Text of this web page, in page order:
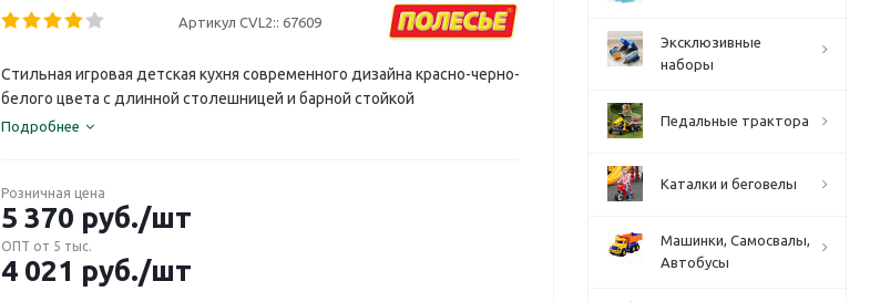
Артикул CVL2:: 67609
Стильная игровая детская кухня современного дизайна красно-черно-
белого цвета с длинной столешницей и барной стойкой
Подробнее
Розничная цена
5 370 руб./шт
ОПТ от 5 тыс.
4 021 руб./шт
Эксклюзивные
наборы
Педальные трактора
Каталки и беговелы
Машинки, Самосвалы,
Автобусы